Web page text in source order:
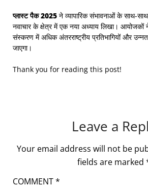
प्लास्ट पैक 2025 ने व्यापारिक संभावनाओं के साथ-
नवाचार के क्षेत्र में एक नया अध्याय लिखा।
संस्करण में अधिक अंतरराष्ट्रीय प्रतिभागियों और
जाएगा।
Thank you for reading this post!
Leave a
Your email address will not be
fields are marked
COMMENT*